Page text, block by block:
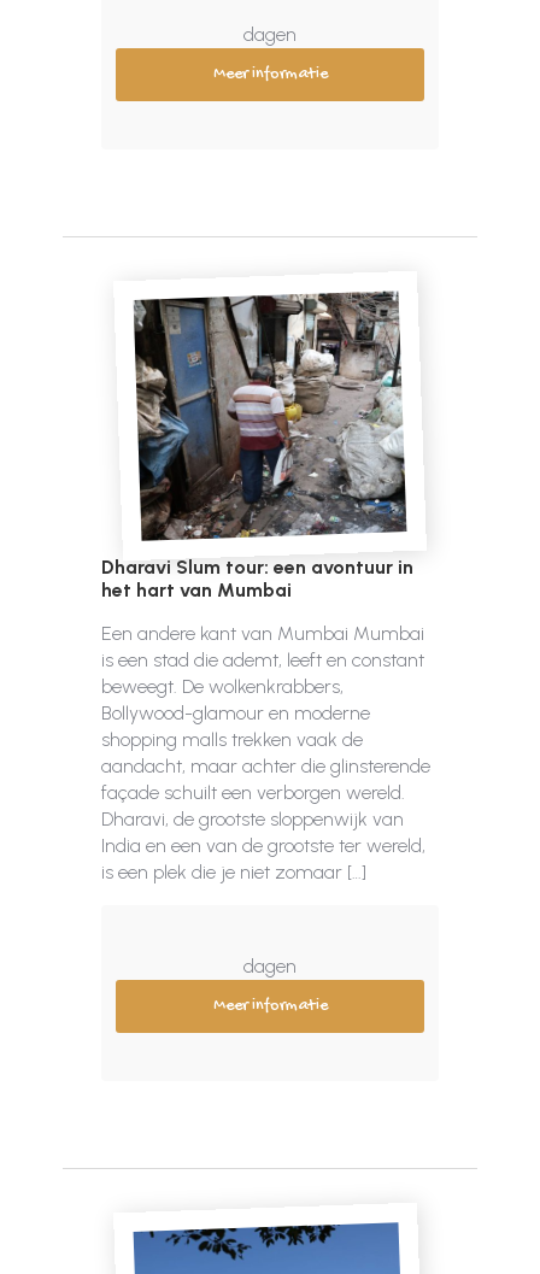
dagen
Meer informatie
Dharavi Slum tour: een avontuur in
het hart van Mumbai
Een andere kant van Mumbai Mumbai
is een stad die ademt, leeft en constant
beweegt. De wolkenkrabbers,
Bollywood-glamour en moderne
shopping malls trekken vaak de
aandacht, maar achter die glinsterende
façade schuilt een verborgen wereld.
Dharavi, de grootste sloppenwijk van
India en een van de grootste ter wereld,
is een plek die je niet zomaar […]
dagen
Meer informatie